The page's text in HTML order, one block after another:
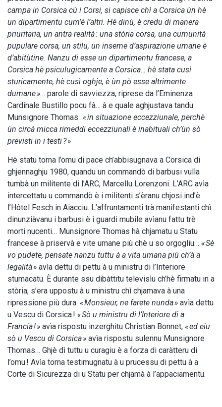
campa in Corsica cù i Corsi, si capisce chì a Corsica ùn hè
un dipartimentu cum’è l’altri. Hè dinù, è credu di manera
priuritaria, un antra realità : una stòria corsa, una cumunità
pupulare corsa, un stilu, un inseme d’aspirazione umane è
d’abitùtine. Nanzu di esse un dipartimentu francese, a
Corsica hè psiculugicamente a Corsica… hè stata cusì
sturicamente, hè cusì oghje, è ùn pò esse altrimente
dumane »… parole di savviezza, riprese da l’Eminenza
Cardinale Bustillo pocu fà… à e quale aghjustava tandu
Munsignore Thomas : « in situazione eccezziunale, perchè
ùn circà micca rimeddi eccezziunali è inabituali ch’ùn sò
previsti in i testi ? »
Hè statu torna l’omu di pace ch’abbisugnava a Corsica di
ghjennaghju 1980, quandu un commandò di barbusi vulìa
tumbà un militente di l’ARC, Marcellu Lorenzoni. L’ARC avìa
intercettatu u commandò è i militenti s’èranu chjosi ind’è
l’Hôtel Fesch in Aiacciu. L’affruntamenti trà manifestanti chì
dinunziàvanu i barbusi è i guardi mubile avìanu fattu trè
morti nucenti… Munsignore Thomas hà chjamatu u Statu
francese à priservà e vite umane più chè u so orgogliu… « Sè
vo pudete, pensate nanzu tuttu à a vita umana più ch’à a
legalità » avìa dettu di pettu à u ministru di l’Interiore
stumacatu. È durante ssu dibàttitu televisìu ch’hè firmatu in a
stòria, s’era uppostu à u ministru chì chjamava à una
ripressione più dura. « Monsieur, ne farete nunda » avìa dettu
u Vescu di Corsica ! « Sò u ministru di l’Interiore di a
Francia ! » avìa rispostu inzerghitu Christian Bonnet, « ed eiu
sò u Vescu di Corsica » avìa rispostu sulennu Munsignore
Thomas… Ghjè dì tuttu u curagiu è a forza di caràtteru di
l’omu ! Avìa torna testimugnatu à u prucessu di pettu à a
Corte di Sicurezza di u Statu per chjamà à l’appaciamentu.